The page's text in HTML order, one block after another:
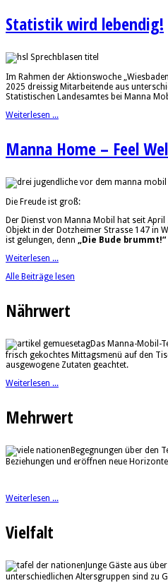
Statistik wird lebendig!
Im Rahmen der Aktionswoche
2025 dreissig Mitarbeitende aus
Statistischen Landesamtes bei Manna
Weiterlesen ...
Manna Home – Feel
Die Freude ist groß:
Der Dienst von Manna Mobil hat seit
Objekt in der Dotzheimer Strasse 147 in
ist gelungen, denn „Die Bude brummt!“
Weiterlesen ...
Alle Beiträge lesen
Nährwert
Das Manna-Mobil-
frisch gekochtes Mittagsmenü auf den
ausgewogene Zutaten geachtet.
Weiterlesen ...
Mehrwert
Begegnungen über den
Beziehungen und eröffnen neue
Weiterlesen ...
Vielfalt
Junge Gäste aus
unterschiedlichen Altersgruppen sind zu